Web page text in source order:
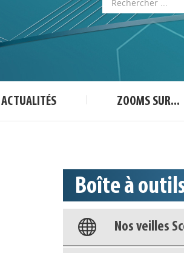
ACTUALITÉS ZOOMS SUR...
Boîte à
Appels à
Déposer une
Accéder à
Base
Nos veilles
Appels à